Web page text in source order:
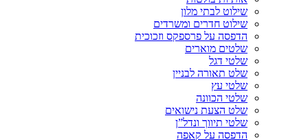
שילוט לבתי מלון
שילוט חדרים ומשרדים
הדפסה על פרספקס וזכוכית
שלטים מוארים
שלטי דגל
שלט תאורה לבניין
שלטי עץ
שלטי הכוונה
שלט הצעת נישואים
שלטי תיווך ונדל”ן
הדפסה על קאפה